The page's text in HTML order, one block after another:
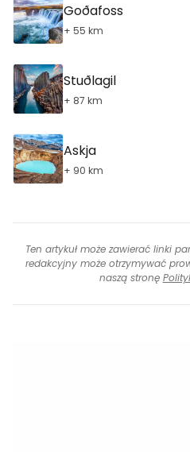
Goðafoss
+ 55 km
Stuðlagil
+ 87 km
Askja
+ 90 km
Ten artykuł może zawierać linki
redakcyjny może otrzymywać
naszą stronę